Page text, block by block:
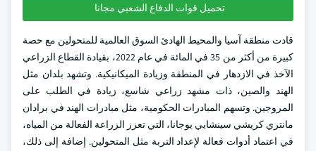
تحميل قوات الدفاع الشعبي مجانا
قادت منطقة آسيا والمحيط الهادئ السوق العالمية للمتحولين مع حصة
كبيرة من أكثر من 35 في المائة في عام 2022، بقيادة القطاع الزراعي
الآخذ في الازدهار في المنطقة وزيادة الميكانيكية. وتشهد بلدان مثل
الهند والصين، ذات مشهد زراعي شاسع، زيادة في الطلب على
المروجين. وتسهم المبادرات الحكومية، مثل مبادرات الهند في برادان
مانتري كريشي سينشايي يوجانا، التي تعزز الزراعة الفعالة من المياه،
في اعتماد أدوات فعالة لإعداد التربة مثل المتحولين. إضافة إلى ذلك،